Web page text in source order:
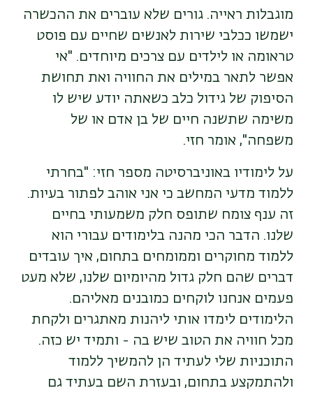
מוגבלות ראייה. גורים שלא עוברים את ההכשרה
ישמשו ככלבי שירות לאנשים שחיים עם פוסט
טראומה או לילדים עם צרכים מיוחדים. "אי
אפשר לתאר במילים את החוויה ואת תחושת
הסיפוק של גידול כלב כשאתה יודע שיש לו
משימה שתשנה חיים של בן אדם או של
משפחה", אומר חזי.
על לימודיו באוניברסיטה מספר חזי: "בחרתי
ללמוד מדעי המחשב כי אני אוהב לפתור בעיות.
זה ענף צומח שתופס חלק משמעותי בחיים
שלנו. הדבר הכי מהנה בלימודים עבורי הוא
ללמוד מחוקרים וממומחים בתחום, איך עובדים
דברים שהם חלק גדול מהיומיום שלנו, שלא מעט
פעמים אנחנו לוקחים כמובנים מאליהם.
הלימודים לימדו אותי ליהנות מאתגרים ולקחת
מכל חוויה את הטוב שיש בה - ותמיד יש כזה.
התוכניות שלי לעתיד הן להמשיך ללמוד
ולהתמקצע בתחום, ובעזרת השם בעתיד גם